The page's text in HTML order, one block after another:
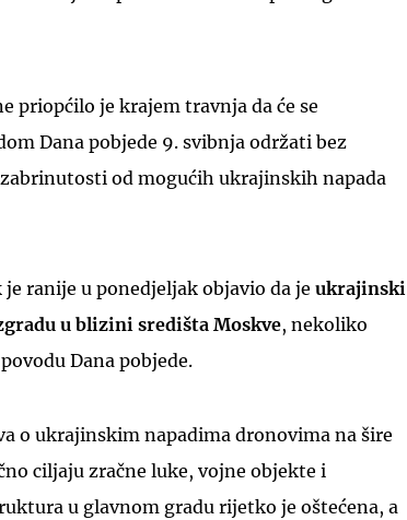
priopćilo je krajem travnja da će se
Dana pobjede 9. svibnja održati bez
od mogućih ukrajinskih napada
ranije u ponedjeljak objavio da je ukrajinski
u blizini središta Moskve, nekoliko
Dana pobjede.
o ukrajinskim napadima dronovima na šire
ciljaju zračne luke, vojne objekte i
u glavnom gradu rijetko je oštećena, a